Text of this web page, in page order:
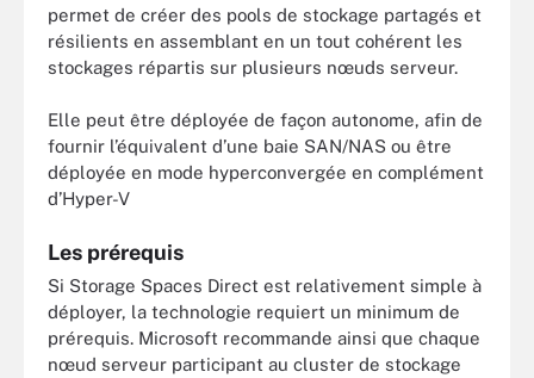
permet de créer des pools de stockage partagés et
résilients en assemblant en un tout cohérent les
stockages répartis sur plusieurs nœuds serveur.
Elle peut être déployée de façon autonome, afin de
fournir l’équivalent d’une baie SAN/NAS ou être
déployée en mode hyperconvergée en complément
d’Hyper-V
Les prérequis
Si Storage Spaces Direct est relativement simple à
déployer, la technologie requiert un minimum de
prérequis. Microsoft recommande ainsi que chaque
nœud serveur participant au cluster de stockage